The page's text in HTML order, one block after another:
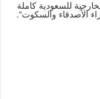
للسعودية كاملة
الأصدقاء والسكوت”.